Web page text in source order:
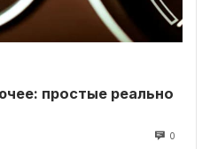
простые реально
0